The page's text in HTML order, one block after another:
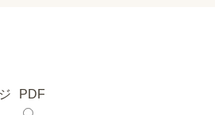
PDF